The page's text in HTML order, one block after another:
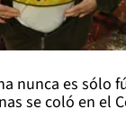
nunca es sólo
se coló en el